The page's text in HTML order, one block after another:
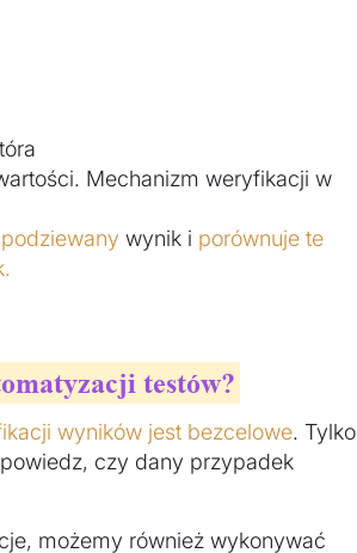
Mechanizm weryfikacji w
wynik i porównuje te
testów?
wyników jest bezcelowe. Tylko
czy dany przypadek
możemy również wykonywać